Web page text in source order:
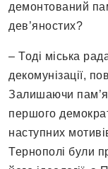
демонтований
дев’яностих?
– Тоді міська
декомунізації,
Залишаючи
першого
наступних
Тернополі були